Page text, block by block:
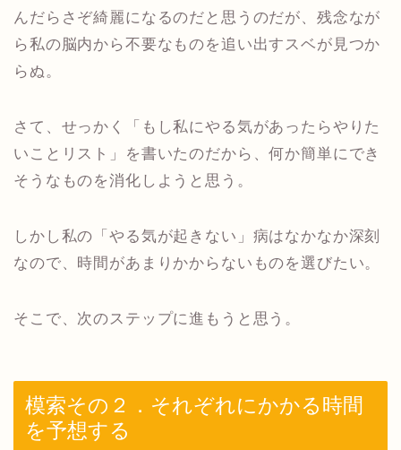
んだらさぞ綺麗になるのだと思うのだが、残念なが
ら私の脳内から不要なものを追い出すスベが見つか
らぬ。
さて、せっかく「もし私にやる気があったらやりた
いことリスト」を書いたのだから、何か簡単にでき
そうなものを消化しようと思う。
しかし私の「やる気が起きない」病はなかなか深刻
なので、時間があまりかからないものを選びたい。
そこで、次のステップに進もうと思う。
模索その２．それぞれにかかる時間
を予想する